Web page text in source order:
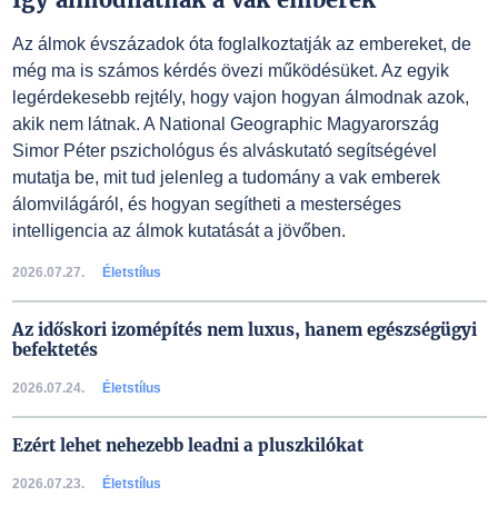
Az álmok évszázadok óta foglalkoztatják az embereket, de
még ma is számos kérdés övezi működésüket. Az egyik
legérdekesebb rejtély, hogy vajon hogyan álmodnak azok,
akik nem látnak. A National Geographic Magyarország
Simor Péter pszichológus és alváskutató segítségével
mutatja be, mit tud jelenleg a tudomány a vak emberek
álomvilágáról, és hogyan segítheti a mesterséges
intelligencia az álmok kutatását a jövőben.
2026.07.27. Életstílus
Az időskori izomépítés nem luxus, hanem egészségügyi
befektetés
2026.07.24. Életstílus
Ezért lehet nehezebb leadni a pluszkilókat
2026.07.23. Életstílus